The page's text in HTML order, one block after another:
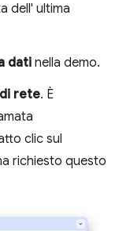
dell' ultima
dati nella demo.
rete. È
clic sul
richiesto questo